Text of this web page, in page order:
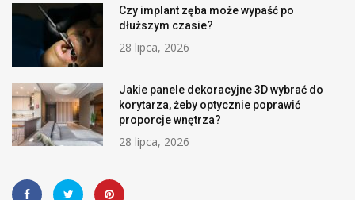
Czy implant zęba może wypaść po
dłuższym czasie?
28 lipca, 2026
Jakie panele dekoracyjne 3D wybrać do
korytarza, żeby optycznie poprawić
proporcje wnętrza?
28 lipca, 2026